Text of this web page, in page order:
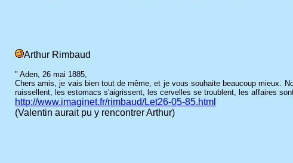
Arthur Rimbaud
" Aden, 26 mai 1885,
Chers amis, je vais bien tout de même, et je vous souhaite beaucoup mieux.
ruissellent, les estomacs s'aigrissent, les cervelles se troublent, les affaires
http://www.imaginet.fr/rimbaud/Let26-05-85.html
(Valentin aurait pu y rencontrer Arthur)